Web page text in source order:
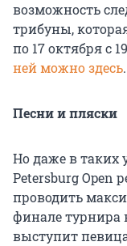
возможность
трибуны,
по 17 октября с
ней можно здесь.
Песни и пляски
Но даже в таких
Petersburg Open
проводить
финале турнира
выступит